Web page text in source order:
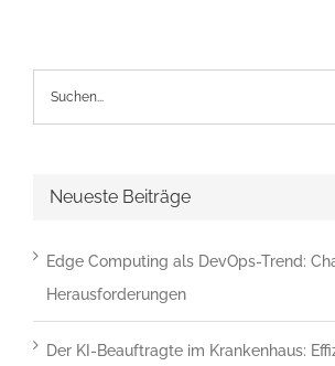
angezeigten
Zeichen
zu
dass
du
Neueste Beiträge
Edge Computing als DevOps-Trend:
Herausforderungen
Der KI-Beauftragte im Krankenhaus: